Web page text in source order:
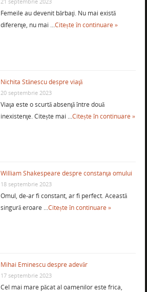
Femeile au devenit bărbaţi. Nu mai există
diferenţe, nu mai …Citește în continuare »
Nichita Stănescu despre viaţă
20 septembrie 2023
Viaţa este o scurtă absenţă între două
inexistenţe. Citește mai …Citește în continuare »
William Shakespeare despre constanţa omului
18 septembrie 2023
Omul, de-ar fi constant, ar fi perfect. Această
singură eroare …Citește în continuare »
Mihai Eminescu despre adevăr
17 septembrie 2023
Cel mai mare păcat al oamenilor este frica,